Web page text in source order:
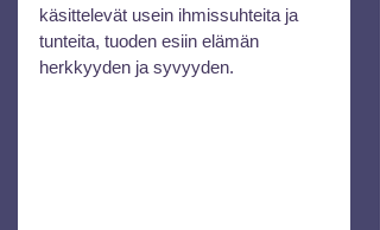
käsittelevät usein ihmissuhteita ja
tunteita, tuoden esiin elämän
herkkyyden ja syvyyden.